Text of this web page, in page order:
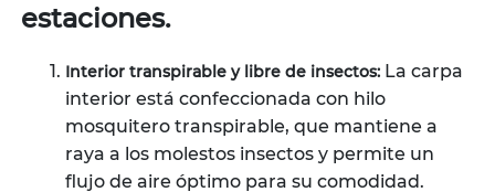
estaciones.
Interior transpirable y libre de insectos: La carpa
interior está confeccionada con hilo
mosquitero transpirable, que mantiene a
raya a los molestos insectos y permite un
flujo de aire óptimo para su comodidad.